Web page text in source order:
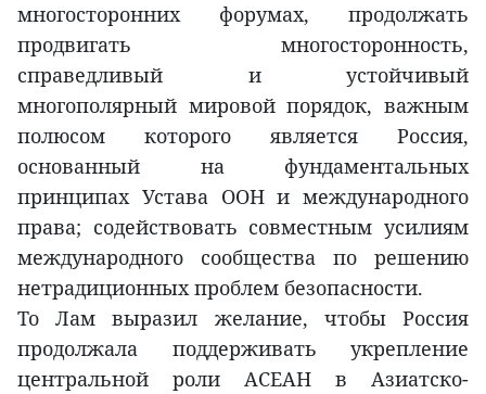
многосторонних форумах, продолжать
продвигать многосторонность,
справедливый и устойчивый
многополярный мировой порядок, важным
полюсом которого является Россия,
основанный на фундаментальных
принципах Устава ООН и международного
права; содействовать совместным усилиям
международного сообщества по решению
нетрадиционных проблем безопасности.
То Лам выразил желание, чтобы Россия
продолжала поддерживать укрепление
центральной роли АСЕАН в Азиатско-